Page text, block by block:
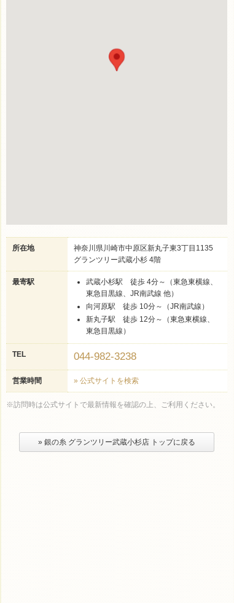
所在地
神奈川県川崎市中原区新丸子東3丁目1135
グランツリー武蔵小杉 4階
最寄駅
武蔵小杉駅 徒歩 4分～（東急東横線、
東急目黒線、JR南武線 他）
向河原駅 徒歩 10分～（JR南武線）
新丸子駅 徒歩 12分～（東急東横線、
東急目黒線）
TEL 044-982-3238
営業時間 » 公式サイトを検索
※訪問時は公式サイトで最新情報を確認の上、ご利用ください。
» 銀の糸 グランツリー武蔵小杉店 トップに戻る